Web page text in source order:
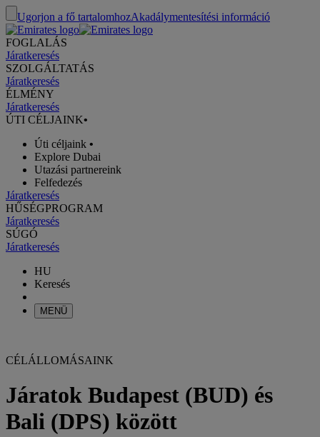
Ugorjon a fő tartalomhozAkadálymentesítési információ
FOGLALÁS
Járatkeresés
SZOLGÁLTATÁS
Járatkeresés
ÉLMÉNY
Járatkeresés
ÚTI CÉLJAINK•
Úti céljaink •
Explore Dubai
Utazási partnereink
Felfedezés
Járatkeresés
HŰSÉGPROGRAM
Járatkeresés
SÚGÓ
Járatkeresés
HU
Keresés
MENÜ
CÉLÁLLOMÁSAINK
Járatok Budapest (BUD) és
Bali (DPS) között